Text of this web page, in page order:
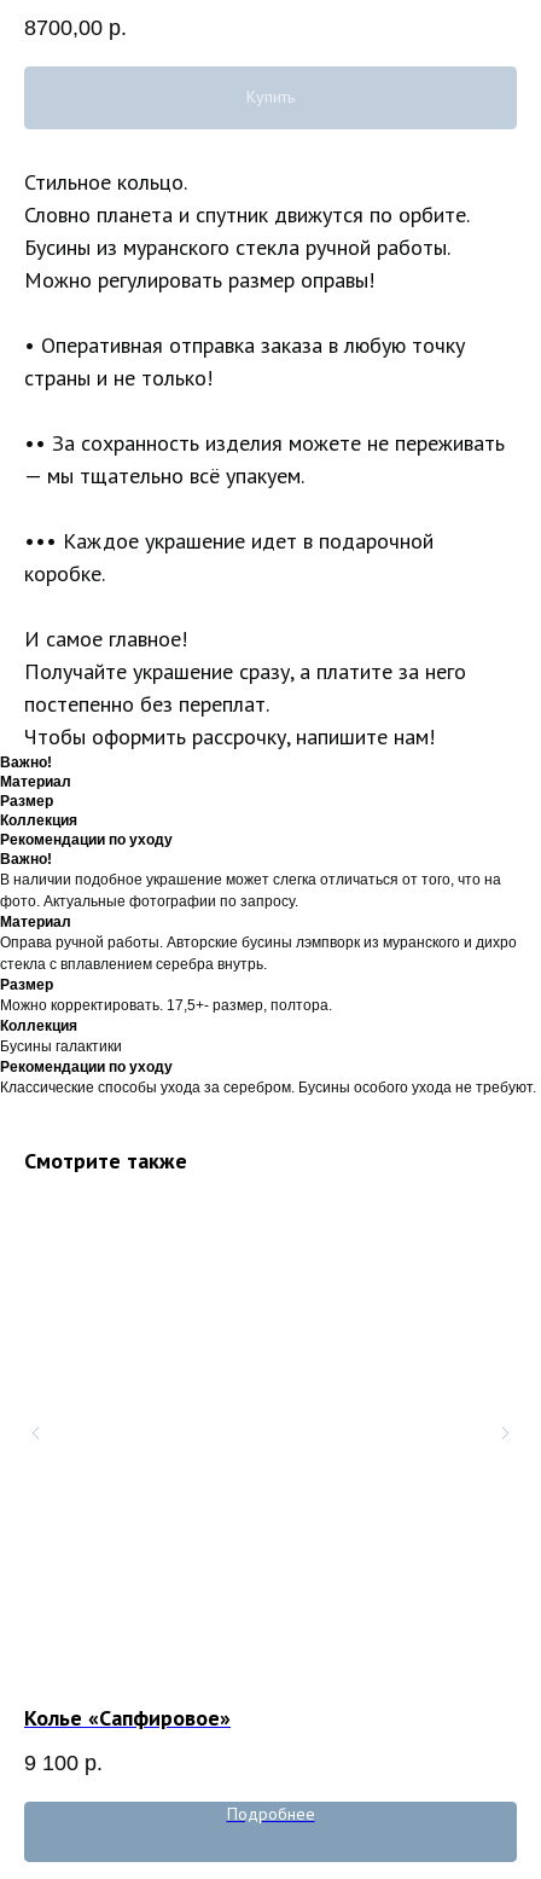
8700,00 р.
Купить
Стильное кольцо.
Словно планета и спутник движутся по орбите.
Бусины из муранского стекла ручной работы.
Можно регулировать размер оправы!
• Оперативная отправка заказа в любую точку
страны и не только!
•• За сохранность изделия можете не переживать
— мы тщательно всё упакуем.
••• Каждое украшение идет в подарочной
коробке.
И самое главное!
Получайте украшение сразу, а платите за него
постепенно без переплат.
Чтобы оформить рассрочку, напишите нам!
Важно!
Материал
Размер
Коллекция
Рекомендации по уходу
Важно!
В наличии подобное украшение может слегка отличаться от того, что на
фото. Актуальные фотографии по запросу.
Материал
Оправа ручной работы. Авторские бусины лэмпворк из муранского и дихро
стекла с вплавлением серебра внутрь.
Размер
Можно корректировать. 17,5+- размер, полтора.
Коллекция
Бусины галактики
Рекомендации по уходу
Классические способы ухода за серебром. Бусины особого ухода не требуют.
Смотрите также
Колье «Сапфировое»
9 100 р.
Подробнее